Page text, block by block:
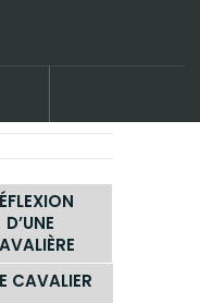
D’UNE
CAVALIER